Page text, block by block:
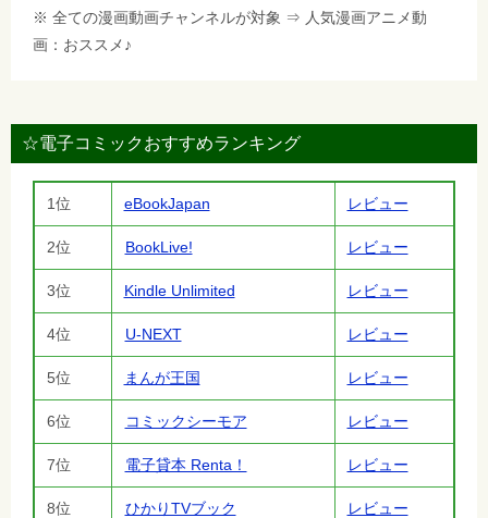
※ 全ての漫画動画チャンネルが対象 ⇒ 人気漫画アニメ動
画：おススメ♪
☆電子コミックおすすめランキング
1位 eBookJapan レビュー
2位 BookLive! レビュー
3位 Kindle Unlimited レビュー
4位 U-NEXT レビュー
5位 まんが王国 レビュー
6位 コミックシーモア レビュー
7位 電子貸本 Renta！ レビュー
8位 ひかりTVブック レビュー